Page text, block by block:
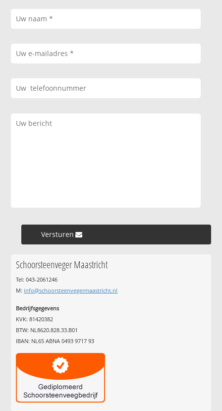
Versturen »
Schoorsteenveger Maastricht
Tel: 043-2061246
M: info@schoorsteenvegermaastricht.nl
Bedrijfsgegevens
KVK: 81420382
BTW: NL8620.828.33.B01
IBAN: NL65 ABNA 0493 9717 93